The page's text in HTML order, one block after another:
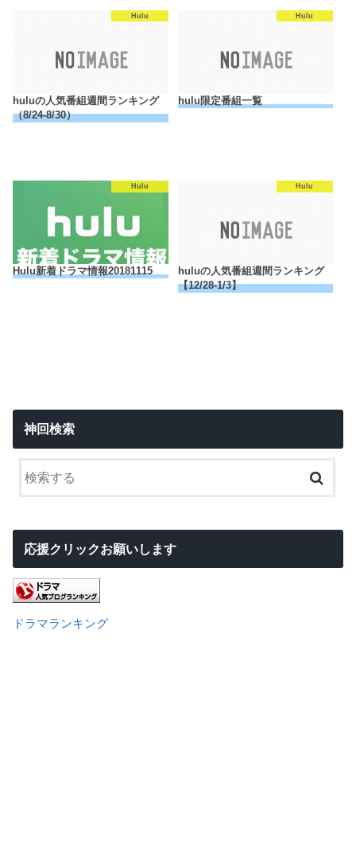
Hulu
huluの人気番組週間ランキング
（8/24-8/30）
Hulu
hulu限定番組一覧
Hulu
Hulu新着ドラマ情報20181115
Hulu
huluの人気番組週間ランキング
【12/28-1/3】
神回検索
応援クリックお願いします
ドラマランキング